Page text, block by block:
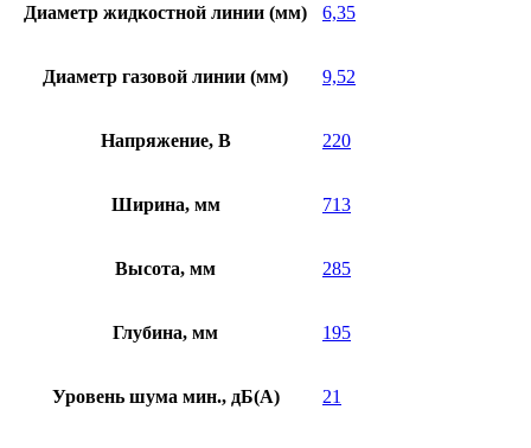
Диаметр жидкостной линии (мм) 6,35
Диаметр газовой линии (мм) 9,52
Напряжение, В 220
Ширина, мм 713
Высота, мм 285
Глубина, мм 195
Уровень шума мин., дБ(А) 21